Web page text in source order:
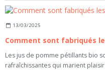
13/03/2025
Les jus de pomme pétillants bio
rafraîchissantes qui marient